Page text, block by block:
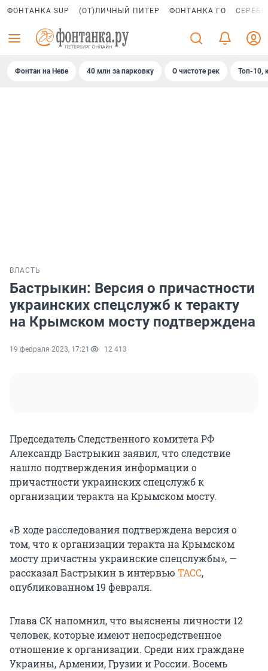
ФОНТАНКА SUP (ОТ)ЛИЧНЫЙ ПИТЕР ФОНТАНКА ГО
Фонтан на Неве 40 млн за парковку О чистоте рек Топ-10,
ВЛАСТЬ
Бастрыкин: Версия о причастности
украинских спецслужб к теракту
на Крымском мосту подтверждена
19 февраля 2023, 17:21 12 413
Председатель Следственного комитета РФ
Александр Бастрыкин заявил, что следствие
нашло подтверждения информации о
причастности украинских спецслужб к
организации теракта на Крымском мосту.
«В ходе расследования подтверждена версия о
том, что к организации теракта на Крымском
мосту причастны украинские спецслужбы», —
рассказал Бастрыкин в интервью ТАСС,
опубликованном 19 февраля.
Глава СК напомнил, что выяснены личности 12
человек, которые имеют непосредственное
отношение к организации. Среди них граждане
Украины, Армении, Грузии и России. Восемь